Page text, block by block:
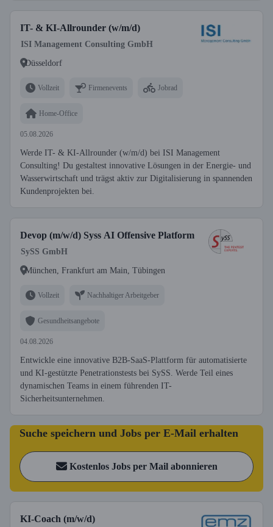
IT- & KI-Allrounder (w/m/d)
ISI Management Consulting GmbH
Düsseldorf
Vollzeit Firmenevents Jobrad
Home-Office
05.08.2026
Werde IT- & KI-Allrounder (w/m/d) bei ISI Management
Consulting! Du gestaltest innovative Lösungen in der Energie- und
Wasserwirtschaft und trägst aktiv zur Digitalisierung in spannenden
Kundenprojekten bei.
Devop (m/w/d) Syss AI Offensive Platform
SySS GmbH
München, Frankfurt am Main, Tübingen
Vollzeit Nachhaltiger Arbeitgeber
Gesundheitsangebote
04.08.2026
Entwickle eine innovative B2B-SaaS-Plattform für automatisierte
und KI-gestützte Penetrationstests bei SySS. Werde Teil eines
dynamischen Teams in einem führenden IT-
Sicherheitsunternehmen.
Suche speichern und Jobs per E-Mail erhalten
Kostenlos Jobs per Mail abonnieren
KI-Coach (m/w/d)